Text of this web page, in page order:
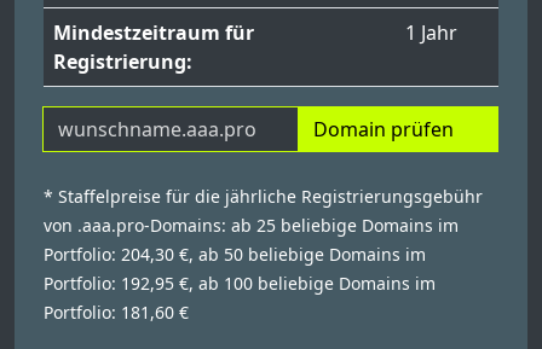
Mindestzeitraum für
Registrierung:
1 Jahr
Domain prüfen
* Staffelpreise für die jährliche Registrierungsgebühr
von .aaa.pro-Domains: ab 25 beliebige Domains im
Portfolio: 204,30 €, ab 50 beliebige Domains im
Portfolio: 192,95 €, ab 100 beliebige Domains im
Portfolio: 181,60 €